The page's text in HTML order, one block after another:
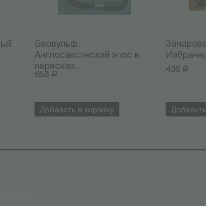
Беовульф.
Англосаксонский эпос в
пересказ...
653 Р
Добавить в корзину
436 Р